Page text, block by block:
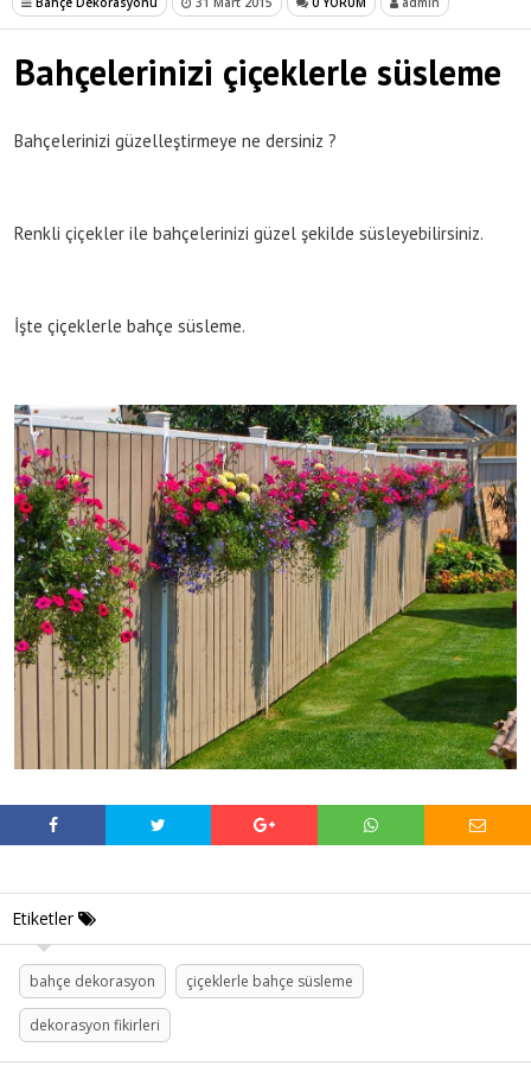
Bahçelerinizi çiçeklerle süsleme
Bahçelerinizi güzelleştirmeye ne dersiniz ?
Renkli çiçekler ile bahçelerinizi güzel şekilde süsleyebilirsiniz.
İşte çiçeklerle bahçe süsleme.
Etiketler
bahçe dekorasyon çiçeklerle bahçe süsleme
dekorasyon fikirleri